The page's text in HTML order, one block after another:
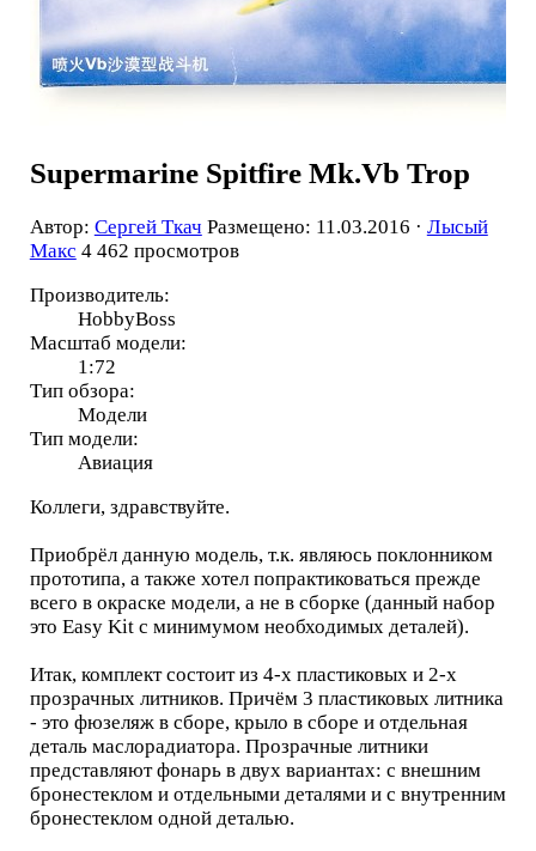
Supermarine Spitfire Mk.Vb Trop
Автор: Сергей Ткач Размещено: 11.03.2016 · Лысый
Макс 4 462 просмотров
Производитель:
HobbyBoss
Масштаб модели:
1:72
Тип обзора:
Модели
Тип модели:
Авиация
Коллеги, здравствуйте.
Приобрёл данную модель, т.к. являюсь поклонником
прототипа, а также хотел попрактиковаться прежде
всего в окраске модели, а не в сборке (данный набор
это Easy Kit с минимумом необходимых деталей).
Итак, комплект состоит из 4-х пластиковых и 2-х
прозрачных литников. Причём 3 пластиковых литника
- это фюзеляж в сборе, крыло в сборе и отдельная
деталь маслорадиатора. Прозрачные литники
представляют фонарь в двух вариантах: с внешним
бронестеклом и отдельными деталями и с внутренним
бронестеклом одной деталью.